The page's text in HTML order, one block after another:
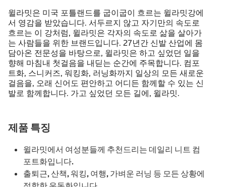
윌라밋은 미국 포틀랜드를 굽이굽이 흐르는 윌라밋강에
서 영감을 받았습니다. 서두르지 않고 자기만의 속도로
흐르는 이 강처럼, 윌라밋은 각자의 속도로 삶을 살아가
는 사람들을 위한 브랜드입니다. 27년간 신발 산업에 몸
담아온 전문성을 바탕으로, 윌라밋은 하고 싶었던 일을
향해 마침내 첫걸음을 내딛는 순간에 주목합니다. 컴포
트화, 스니커즈, 워킹화, 러닝화까지 일상의 모든 새로운
걸음을, 오래 신어도 편안하고 어디든 함께할 수 있는 신
발로 함께합니다. 가고 싶었던 모든 길에, 윌라밋.
제품 특징
윌라밋에서 여성분들께 추천드리는 데일리 니트 컴
포트화입니다.
출퇴근, 산책, 워킹, 여행, 가벼운 러닝 등 모든 상황에